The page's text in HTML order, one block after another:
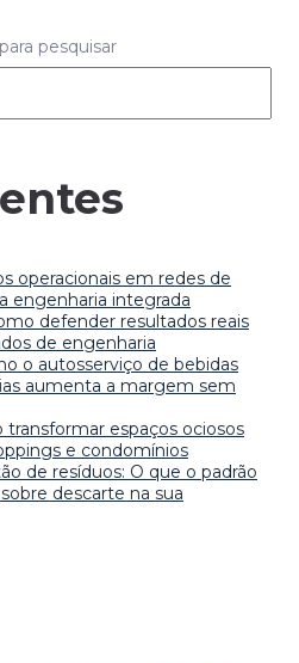
pesquisar
operacionais em redes de
engenharia integrada
defender resultados reais
de engenharia
o autosserviço de bebidas
aumenta a margem sem
espaços ociosos
e condomínios
de resíduos: O que o padrão
descarte na sua